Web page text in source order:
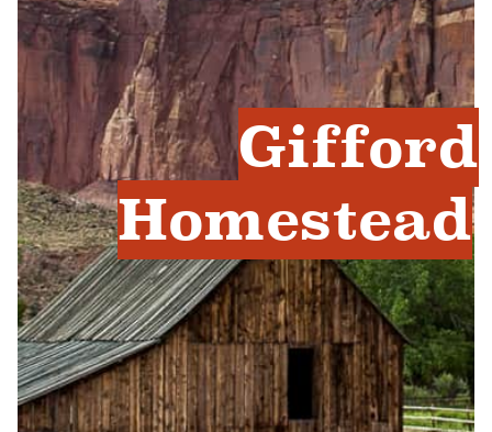
Gifford
Homestead